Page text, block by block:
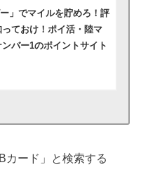
ー」でマイルを貯めろ！評
ておけ！ポイ活・陸マ
バー1のポイントサイト
カード」と検索する